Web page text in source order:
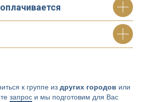
к группе из других городов или
запрос и мы подготовим для Вас